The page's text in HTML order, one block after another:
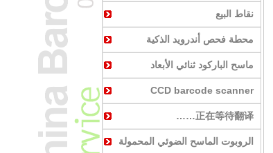
نقاط البيع
محطة فحص أندرويد الذكية
ماسح الباركود ثنائي الأبعاد
CCD barcode scanner
正在等待翻译……
الروبوت الماسح الضوئي المحمولة